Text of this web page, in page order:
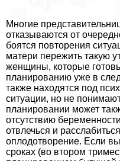
Многие
отказываются от
боятся повторения
матери пережить такую
женщины, которые
планированию уже в
также находятся под
ситуации, но не
планировании может
отсутствию
отвлечься и
оплодотворение. Если
сроках (во втором